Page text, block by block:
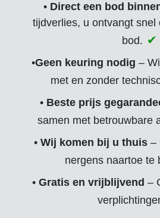
• Direct een bod
tijdverlies, u ontvangt snel
bod.
•Geen keuring nodig –
met en zonder
• Beste prijs
samen met betrouwbare
• Wij komen bij u thuis–
nergens naartoe te
• Gratis en vrijblijvend –